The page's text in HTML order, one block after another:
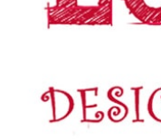
Tạo hồ sơ
Bạn cần tuyển người